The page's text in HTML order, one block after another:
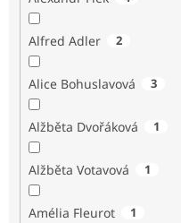
Alfred Adler 2
Alice Bohuslavová 3
Alžběta Dvořáková 1
Alžběta Votavová 1
Amélia Fleurot 1